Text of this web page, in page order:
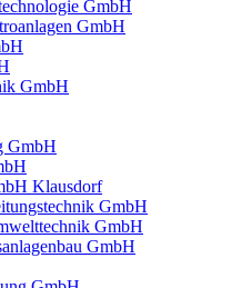
GmbH
GmbH
GmbH
GmbH
Klausdorf
GmbH
GmbH
GmbH